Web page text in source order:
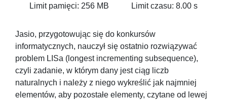
Limit pamięci: 256 MB Limit czasu: 8.00 s
Jasio, przygotowując się do konkursów
informatycznych, nauczył się ostatnio rozwiązywać
problem LISa (longest incrementing subsequence),
czyli zadanie, w którym dany jest ciąg liczb
naturalnych i należy z niego wykreślić jak najmniej
elementów, aby pozostałe elementy, czytane od lewej